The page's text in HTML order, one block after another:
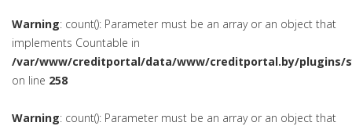
Warning: count(): Parameter must be an array or an object that
implements Countable in
/var/www/creditportal/data/www/creditportal.by/plugins/
on line 258
Warning: count(): Parameter must be an array or an object that